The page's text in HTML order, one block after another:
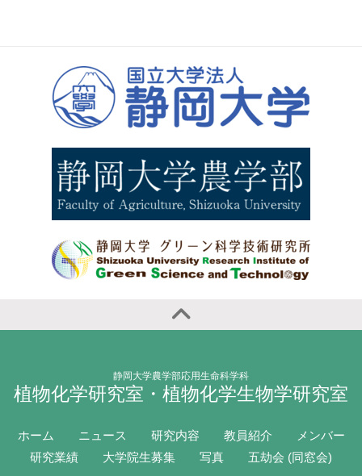
静岡大学農学部応用生命科学科
植物化学研究室・植物化学生物学研究室
ホーム ニュース 研究内容 教員紹介
メンバー
研究業績
大学院生募集 写真 五劫会 (同窓会)